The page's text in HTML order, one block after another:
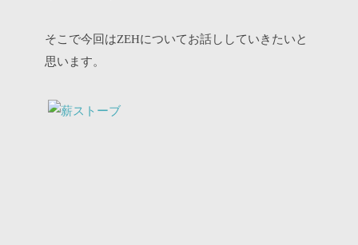
そこで今回はZEHについてお話ししていきたいと
思います。